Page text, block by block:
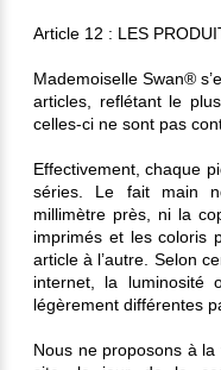
Article 12 : LES
Mademoiselle Swan®
articles, reflétant le
celles-ci ne sont pas
Effectivement, chaque
séries. Le fait main
millimètre près, ni la
imprimés et les coloris
article à l’autre. Selon
internet, la luminosité
légèrement différentes
Nous ne proposons à